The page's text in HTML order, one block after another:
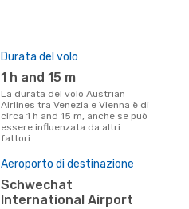
Durata del volo
1 h and 15 m
La durata del volo Austrian
Airlines tra Venezia e Vienna è di
circa 1 h and 15 m, anche se può
essere influenzata da altri
fattori.
Aeroporto di destinazione
Schwechat
International Airport